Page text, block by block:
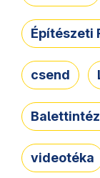
Építészeti
csend
videotéka